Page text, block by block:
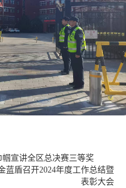
帼宣讲全区总决赛三等奖
蓝盾召开2024年度工作总结暨
表彰大会